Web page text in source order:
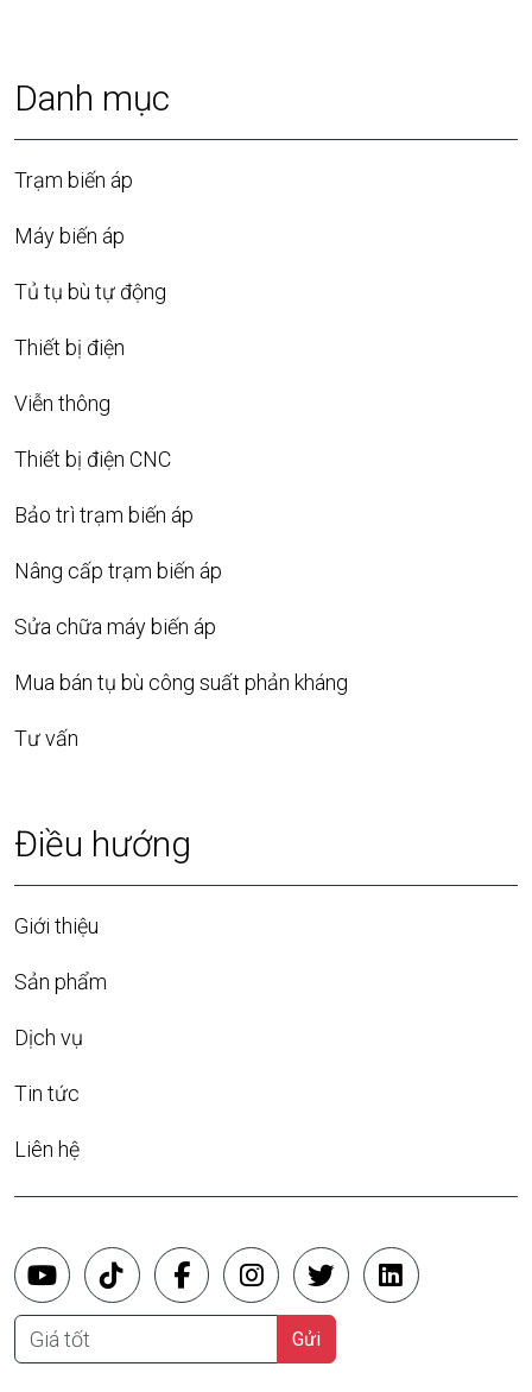
Danh mục
Trạm biến áp
Máy biến áp
Tủ tụ bù tự động
Thiết bị điện
Viễn thông
Thiết bị điện CNC
Bảo trì trạm biến áp
Nâng cấp trạm biến áp
Sửa chữa máy biến áp
Mua bán tụ bù công suất phản kháng
Tư vấn
Điều hướng
Giới thiệu
Sản phẩm
Dịch vụ
Tin tức
Liên hệ
Giá tốt Gửi